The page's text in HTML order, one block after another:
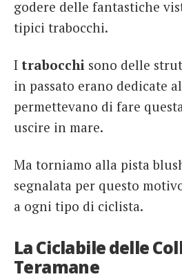
godere delle fantastiche
tipici trabocchi.
I trabocchi sono delle
in passato erano dedicate
permettevano di fare
uscire in mare.
Ma torniamo alla pista
segnalata per questo
a ogni tipo di ciclista.
La Ciclabile delle
Teramane